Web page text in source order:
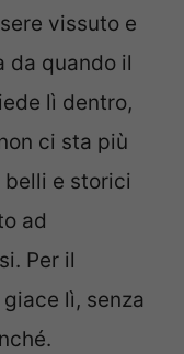
vissuto e
da quando il
lì dentro,
ci sta più
belli e storici
ad
Per il
lì, senza